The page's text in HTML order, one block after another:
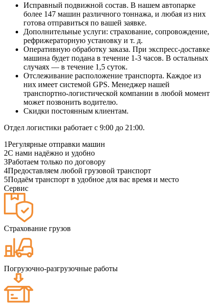
Исправный подвижной состав. В нашем автопарке
более 147 машин различного тоннажа, и любая из них
готова отправиться по вашей заявке.
Дополнительные услуги: страхование, сопровождение,
рефрижераторную установку и т. д.
Оперативную обработку заказа. При экспресс-доставке
машина будет подана в течение 1-3 часов. В остальных
случаях — в течение 1,5 суток.
Отслеживание расположение транспорта. Каждое из
них имеет системой GPS. Менеджер нашей
транспортно-логистической компании в любой момент
может позвонить водителю.
Скидки постоянным клиентам.
Отдел логистики работает с 9:00 до 21:00.
1Регулярные отправки машин
2С нами надёжно и удобно
3Работаем только по договору
4Предоставляем любой грузовой транспорт
5Подаём транспорт в удобное для вас время и место
Сервис
Страхование грузов
Погрузочно-разгрузочные работы